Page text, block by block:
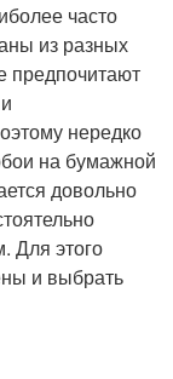
часто
из разных
предпочитают
нередко
на бумажной
довольно
Для этого
и выбрать